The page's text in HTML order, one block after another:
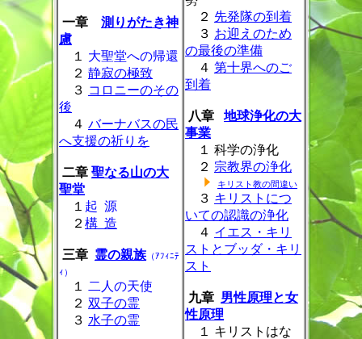
一章
測りがたき神
慮
１ 大聖堂への帰還
２ 静寂の極致
３ コロニーのその
後
４ バーナバスの民
へ支援の祈りを
二章 聖なる山の大
聖堂
１ 起 源
２ 構 造
三章 霊の親族 （ｱﾌｨﾆﾃ
ｨ）
１
二人の天使
２ 双子の霊
３ 水子の霊
２ 先発隊の到着
３ お迎えのため
の最後の準備
４ 第十界へのご
到着
八章 地球浄化の大
事業
１ 科学の浄化
２ 宗教界の浄化
キリスト教の間違い
３ キリストにつ
いての認識の浄化
４ イエス・キリ
ストとブッダ・キリ
スト
九章 男性原理と女
性原理
１ キリストはな